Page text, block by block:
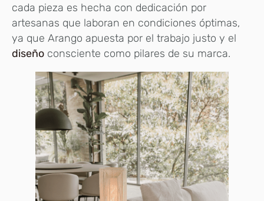
cada pieza es hecha con dedicación por
artesanas que laboran en condiciones óptimas,
ya que Arango apuesta por el trabajo justo y el
diseño consciente como pilares de su marca.